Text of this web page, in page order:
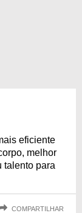
eficiente
melhor
talento para
COMPARTILHAR